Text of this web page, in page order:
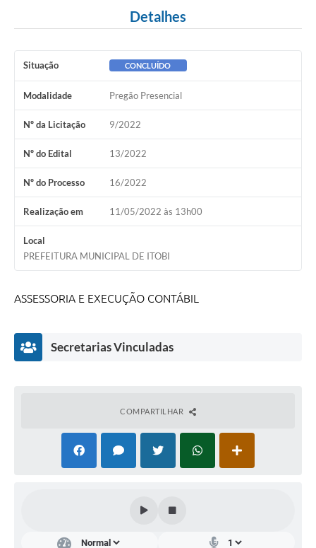
Ouvidoria
COVID19
Contas Públicas
SIC
HISTÓRICO - ADM
Legislação
Editais
Telefones Úteis
Detalhes
Situação CONCLUÍDO
Modalidade Pregão Presencial
Nº da Licitação 9/2022
Nº do Edital 13/2022
Nº do Processo 16/2022
Realização em 11/05/2022 às 13h00
Local
PREFEITURA MUNICIPAL DE ITOBI
ASSESSORIA E EXECUÇÃO CONTÁBIL
Secretarias Vinculadas
arta
COMPARTILHAR